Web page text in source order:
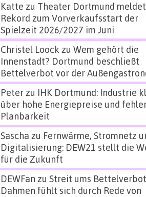
Katte zu Theater Dortmund meldet
Rekord zum Vorverkaufsstart der
Spielzeit 2026/2027 im Juni
Christel Loock zu Wem gehört die
Innenstadt? Dortmund beschließt
Bettelverbot vor der
Peterzu IHK Dortmund: Industrie
über hohe Energiepreise und
Planbarkeit
Sascha zu Fernwärme, Stromnetz
Digitalisierung: DEW21 stellt die
für die Zukunft
DEWFan zu Streit ums
Dahmen fühlt sich durch Rede von